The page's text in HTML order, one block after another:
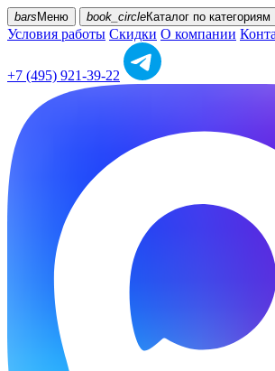
bars Меню book_circleКаталог по категориям
Условия работы Скидки О компании
+7 (495) 921-39-22